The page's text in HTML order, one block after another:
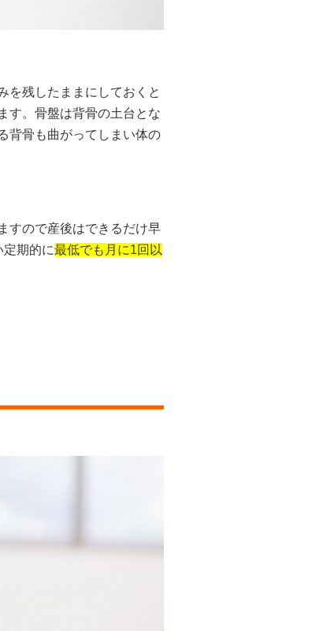
を残したままにしておくと
す。骨盤は背骨の土台とな
背骨も曲がってしまい体の
すので産後はできるだけ早
期的に最低でも月に1回以